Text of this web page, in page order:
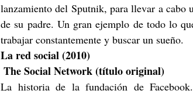
lanzamiento del Sputnik, para llevar a cabo
de su padre. Un gran ejemplo de todo lo
trabajar constantemente y buscar un sueño.
La red social (2010)
The Social Network (título original)
La historia de la fundación de